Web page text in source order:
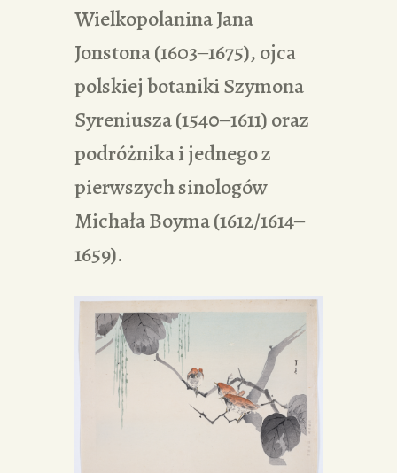
Wielkopolanina Jana
Jonstona (1603‒1675), ojca
polskiej botaniki Szymona
Syreniusza (1540‒1611) oraz
podróżnika i jednego z
pierwszych sinologów
Michała Boyma (1612/1614‒
1659).